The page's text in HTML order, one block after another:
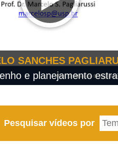
SANCHES
e planejamento
Pesquisar vídeos por